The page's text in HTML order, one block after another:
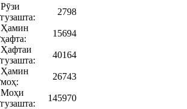
Рӯзи
гузашта:
2798
Ҳамин
ҳафта:
15694
Ҳафтаи
гузашта:
40164
Ҳамин
моҳ:
26743
Моҳи
гузашта:
145970